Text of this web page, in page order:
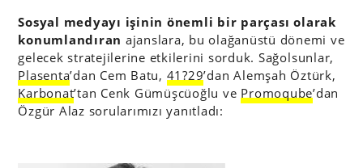
Sosyal medyayı işinin önemli bir parçası olarak
konumlandıran ajanslara, bu olağanüstü dönemi ve
gelecek stratejilerine etkilerini sorduk. Sağolsunlar,
Plasenta’dan Cem Batu, 41?29’dan Alemşah Öztürk,
Karbonat’tan Cenk Gümüşcüoğlu ve Promoqube’dan
Özgür Alaz sorularımızı yanıtladı: